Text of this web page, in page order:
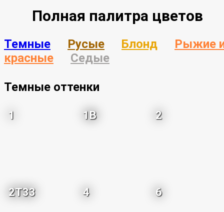
Полная палитра цветов
Темные Русые Блонд
Рыжие
красные
Седые
Темные оттенки
1 1B 2
2T33 4 6